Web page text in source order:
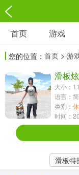
游戏
3697款应用
休闲益智
13387款应用
1072款应用
首页 游戏
您的位置： 首页 > 游
滑板
大小：
语言：
类别：
时间：
滑板特